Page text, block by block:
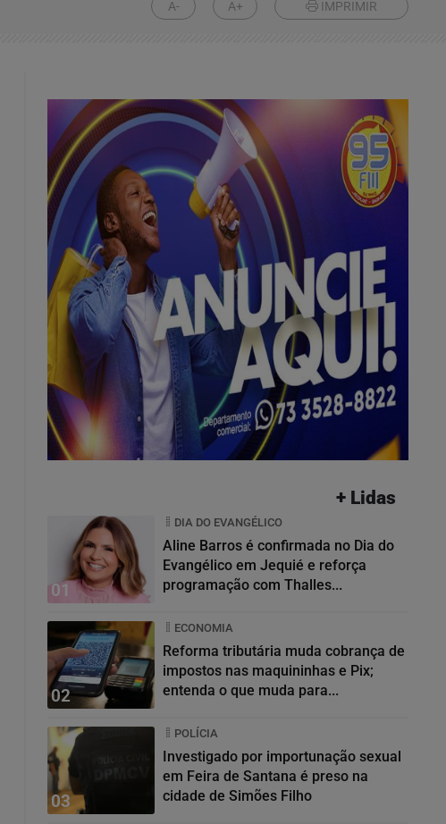
A- A+ IMPRIMIR
+ Lidas
01
DIA DO EVANGÉLICO
Aline Barros é confirmada no Dia do
Evangélico em Jequié e reforça
programação com Thalles...
02
ECONOMIA
Reforma tributária muda cobrança de
impostos nas maquininhas e Pix;
entenda o que muda para...
03
POLÍCIA
Investigado por importunação sexual
em Feira de Santana é preso na
cidade de Simões Filho